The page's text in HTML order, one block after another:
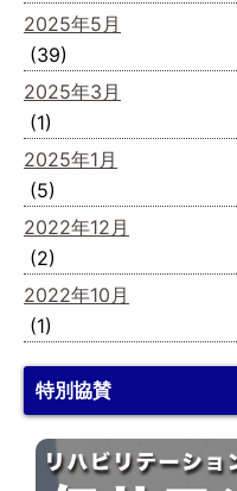
2025年5月
(39)
2025年3月
(1)
2025年1月
(5)
2022年12月
(2)
2022年10月
(1)
特別協賛